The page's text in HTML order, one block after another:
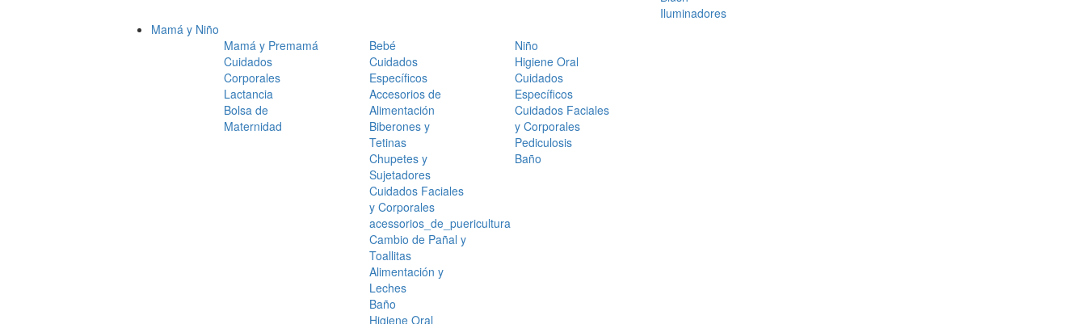
Iluminadores
Mamá y Niño
Mamá y Premamá
Cuidados
Corporales
Lactancia
Bolsa de
Maternidad
Bebé
Cuidados
Específicos
Accesorios de
Alimentación
Biberones y
Tetinas
Chupetes y
Sujetadores
Cuidados Faciales
y Corporales
acessorios_de_puericultura
Cambio de Pañal y
Toallitas
Alimentación y
Leches
Baño
Higiene Oral
Niño
Higiene Oral
Cuidados
Específicos
Cuidados Faciales
y Corporales
Pediculosis
Baño